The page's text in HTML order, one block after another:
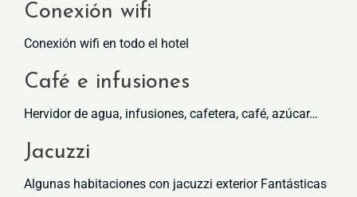
Conexión wifi
Conexión wifi en todo el hotel
Café e infusiones
Hervidor de agua, infusiones, cafetera, café, azúcar…
Jacuzzi
Algunas habitaciones con jacuzzi exterior Fantásticas